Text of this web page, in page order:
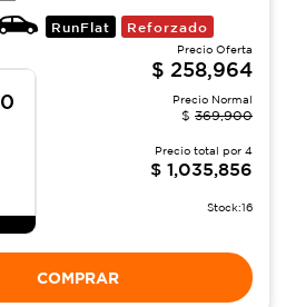
RunFlat Reforzado
Precio Oferta
$ 258,964
Precio Normal
$ 369,900
Precio total por 4
$ 1,035,856
Stock:16
COMPRAR